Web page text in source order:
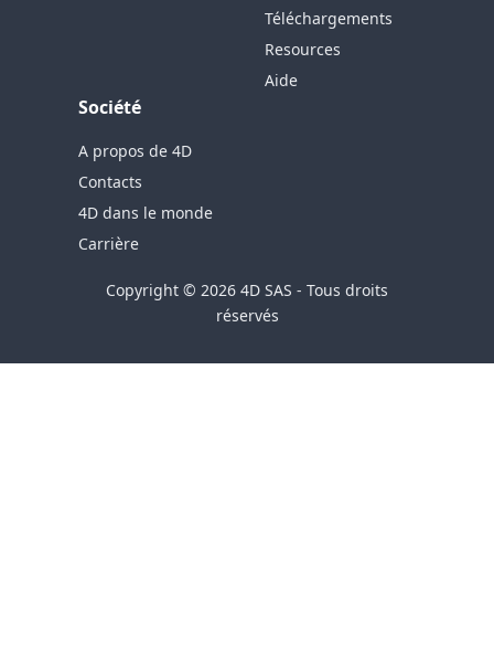
Téléchargements
Resources
Aide
Société
A propos de 4D
Contacts
4D dans le monde
Carrière
Copyright © 2026 4D SAS - Tous droits
réservés